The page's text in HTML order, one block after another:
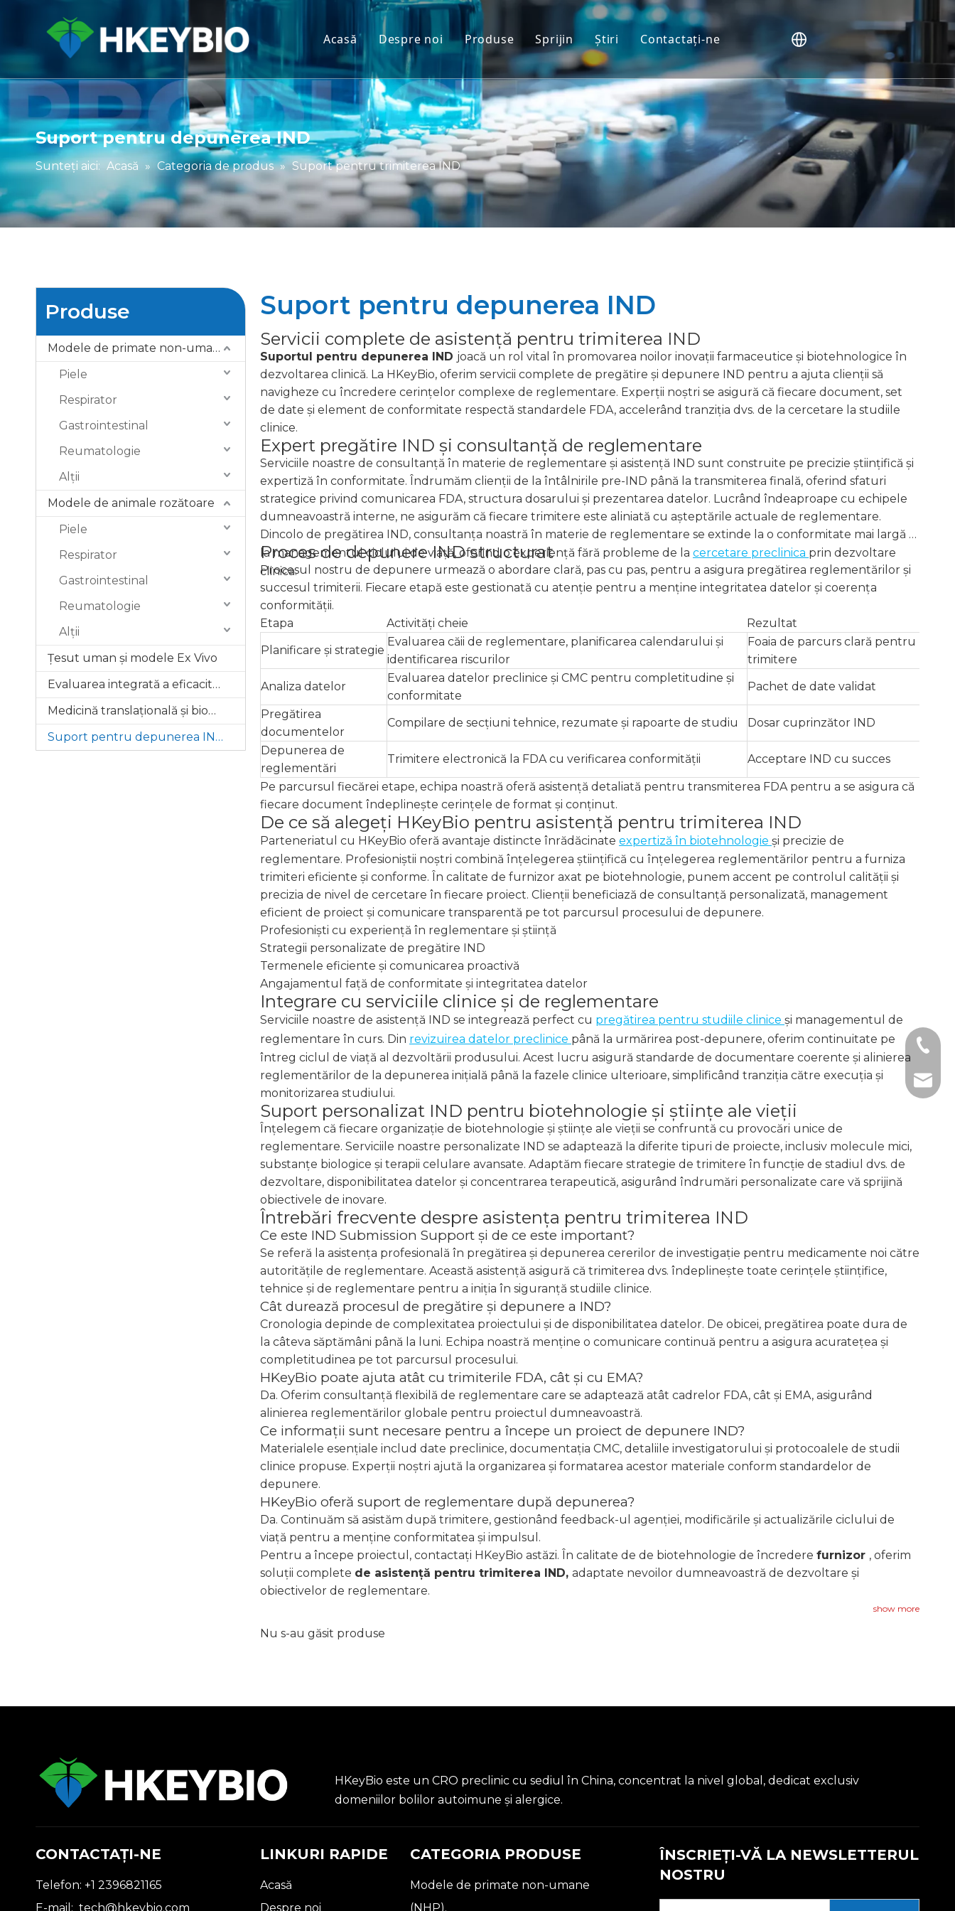
Acasă Despre noi Produse
Modele de primate non-umane (NHP).
Modele de animale rozătoare
Țesut uman și modele Ex Vivo
Evaluarea integrată a eficacității
Medicină translațională și biomarkeri
Suport pentru depunerea IND
Sprijin
Serviciu
FAQ
Mărturii ale clienților
Ştiri Contactaţi-ne
Suport pentru depunerea IND
Sunteți aici: Acasă » Categoria de produs » Suport pentru trimiterea IND
Produse
Modele de primate non-umane (NHP).
Piele
Respirator
Gastrointestinal
Reumatologie
Alţii
Modele de animale rozătoare
Piele
Respirator
Gastrointestinal
Reumatologie
Alţii
Țesut uman și modele Ex Vivo
Evaluarea integrată a eficacității
Medicină translațională și biomarkeri
Suport pentru depunerea IND
Suport pentru depunerea IND
Servicii complete de asistență pentru trimiterea IND
Suportul pentru depunerea IND joacă un rol vital în promovarea noilor inovații farmaceutice și biotehnologice în
dezvoltarea clinică. La HKeyBio, oferim servicii complete de pregătire și depunere IND pentru a ajuta clienții să
navigheze cu încredere cerințelor complexe de reglementare. Experții noștri se asigură că fiecare document, set
de date și element de conformitate respectă standardele FDA, accelerând tranziția dvs. de la cercetare la studiile
clinice.
Expert pregătire IND și consultanță de reglementare
Serviciile noastre de consultanță în materie de reglementare și asistență IND sunt construite pe precizie științifică și
expertiză în conformitate. Îndrumăm clienții de la întâlnirile pre-IND până la transmiterea finală, oferind sfaturi
strategice privind comunicarea FDA, structura dosarului și prezentarea datelor. Lucrând îndeaproape cu echipele
dumneavoastră interne, ne asigurăm că fiecare trimitere este aliniată cu așteptările actuale de reglementare.
Dincolo de pregătirea IND, consultanța noastră în materie de reglementare se extinde la o conformitate mai largă și
la managementul ciclului de viață, oferind o experiență fără probleme de la cercetare preclinica prin dezvoltare
clinica.
Proces de depunere IND structurat
Procesul nostru de depunere urmează o abordare clară, pas cu pas, pentru a asigura pregătirea reglementărilor și
succesul trimiterii. Fiecare etapă este gestionată cu atenție pentru a menține integritatea datelor și coerența
conformității.
Etapa
Activități cheie
Rezultat
Planificare și strategie
Evaluarea căii de reglementare, planificarea calendarului și
identificarea riscurilor
Foaia de parcurs clară pentru
trimitere
Analiza datelor
Evaluarea datelor preclinice și CMC pentru completitudine și
conformitate
Pachet de date validat
Pregătirea
documentelor
Compilare de secțiuni tehnice, rezumate și rapoarte de studiu Dosar cuprinzător IND
Depunerea de
reglementări
Trimitere electronică la FDA cu verificarea conformității Acceptare IND cu succes
Pe parcursul fiecărei etape, echipa noastră oferă asistență detaliată pentru transmiterea FDA pentru a se asigura că
fiecare document îndeplinește cerințele de format și conținut.
De ce să alegeți HKeyBio pentru asistență pentru trimiterea IND
Parteneriatul cu HKeyBio oferă avantaje distincte înrădăcinate expertiză în biotehnologie și precizie de
reglementare. Profesioniștii noștri combină înțelegerea științifică cu înțelegerea reglementărilor pentru a furniza
trimiteri eficiente și conforme. În calitate de furnizor axat pe biotehnologie, punem accent pe controlul calității și
precizia de nivel de cercetare în fiecare proiect. Clienții beneficiază de consultanță personalizată, management
eficient de proiect și comunicare transparentă pe tot parcursul procesului de depunere.
Profesionişti cu experienţă în reglementare şi ştiinţă
Strategii personalizate de pregătire IND
Termenele eficiente și comunicarea proactivă
Angajamentul față de conformitate și integritatea datelor
Integrare cu serviciile clinice și de reglementare
Serviciile noastre de asistență IND se integrează perfect cu pregătirea pentru studiile clinice și managementul de
reglementare în curs. Din revizuirea datelor preclinice până la urmărirea post-depunere, oferim continuitate pe
întreg ciclul de viață al dezvoltării produsului. Acest lucru asigură standarde de documentare coerente și alinierea
reglementărilor de la depunerea inițială până la fazele clinice ulterioare, simplificând tranziția către execuția și
monitorizarea studiului.
Suport personalizat IND pentru biotehnologie și științe ale vieții
Înțelegem că fiecare organizație de biotehnologie și științe ale vieții se confruntă cu provocări unice de
reglementare. Serviciile noastre personalizate IND se adaptează la diferite tipuri de proiecte, inclusiv molecule mici,
substanțe biologice și terapii celulare avansate. Adaptăm fiecare strategie de trimitere în funcție de stadiul dvs. de
dezvoltare, disponibilitatea datelor și concentrarea terapeutică, asigurând îndrumări personalizate care vă sprijină
obiectivele de inovare.
Întrebări frecvente despre asistența pentru trimiterea IND
Ce este IND Submission Support și de ce este important?
Se referă la asistența profesională în pregătirea și depunerea cererilor de investigație pentru medicamente noi către
autoritățile de reglementare. Această asistență asigură că trimiterea dvs. îndeplinește toate cerințele științifice,
tehnice și de reglementare pentru a iniția în siguranță studiile clinice.
Cât durează procesul de pregătire și depunere a IND?
Cronologia depinde de complexitatea proiectului și de disponibilitatea datelor. De obicei, pregătirea poate dura de
la câteva săptămâni până la luni. Echipa noastră menține o comunicare continuă pentru a asigura acuratețea și
completitudinea pe tot parcursul procesului.
HKeyBio poate ajuta atât cu trimiterile FDA, cât și cu EMA?
Da. Oferim consultanță flexibilă de reglementare care se adaptează atât cadrelor FDA, cât și EMA, asigurând
alinierea reglementărilor globale pentru proiectul dumneavoastră.
Ce informații sunt necesare pentru a începe un proiect de depunere IND?
Materialele esențiale includ date preclinice, documentația CMC, detaliile investigatorului și protocoalele de studii
clinice propuse. Experții noștri ajută la organizarea și formatarea acestor materiale conform standardelor de
depunere.
HKeyBio oferă suport de reglementare după depunerea?
Da. Continuăm să asistăm după trimitere, gestionând feedback-ul agenției, modificările și actualizările ciclului de
viață pentru a menține conformitatea și impulsul.
Pentru a începe proiectul, contactați HKeyBio astăzi. În calitate de de biotehnologie de încredere furnizor , oferim
soluții complete de asistență pentru trimiterea IND, adaptate nevoilor dumneavoastră de dezvoltare și
obiectivelor de reglementare.
show more
Nu s-au găsit produse
HKeyBio este un CRO preclinic cu sediul în China, concentrat la nivel global, dedicat exclusiv
domeniilor bolilor autoimune și alergice.
CONTACTAŢI-NE
Telefon: +1 2396821165
E-mail: tech@hkeybio.com
+1
+86-
LINKURI RAPIDE
Acasă
Despre noi
CATEGORIA PRODUSE
Modele de primate non-umane
(NHP).
ÎNSCRIEȚI-VĂ LA NEWSLETTERUL
NOSTRU